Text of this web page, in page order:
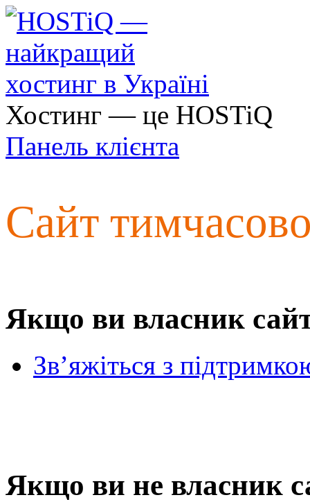
Хостинг — це HOSTiQ
Панель клієнта
Сайт
Якщо ви власник
Зв’яжіться з
Якщо ви не власник